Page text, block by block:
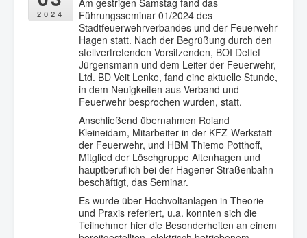
2024
Am gestrigen Samstag fand das
Führungsseminar 01/2024 des
Stadtfeuerwehrverbandes und der Feuerwehr
Hagen statt. Nach der Begrüßung durch den
stellvertretenden Vorsitzenden, BOI Detlef
Jürgensmann und dem Leiter der Feuerwehr,
Ltd. BD Veit Lenke, fand eine aktuelle Stunde,
in dem Neuigkeiten aus Verband und
Feuerwehr besprochen wurden, statt.
Anschließend übernahmen Roland
Kleineidam, Mitarbeiter in der KFZ-Werkstatt
der Feuerwehr, und HBM Thiemo Potthoff,
Mitglied der Löschgruppe Altenhagen und
hauptberuflich bei der Hagener Straßenbahn
beschäftigt, das Seminar.
Es wurde über Hochvoltanlagen in Theorie
und Praxis referiert, u.a. konnten sich die
Teilnehmer hier die Besonderheiten an einem